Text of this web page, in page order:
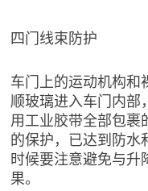
四门线束防护
车门上的运动机构和
顺玻璃进入车门内部
用工业胶带全部包裹
的保护，已达到防水
时候要注意避免与升
果。